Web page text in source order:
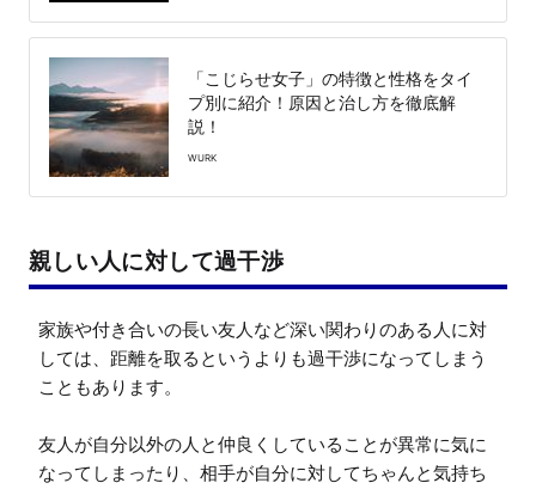
「こじらせ女子」の特徴と性格をタイ
プ別に紹介！原因と治し方を徹底解
説！
WURK
親しい人に対して過干渉
家族や付き合いの長い友人など深い関わりのある人に対
しては、距離を取るというよりも過干渉になってしまう
こともあります。
友人が自分以外の人と仲良くしていることが異常に気に
なってしまったり、相手が自分に対してちゃんと気持ち